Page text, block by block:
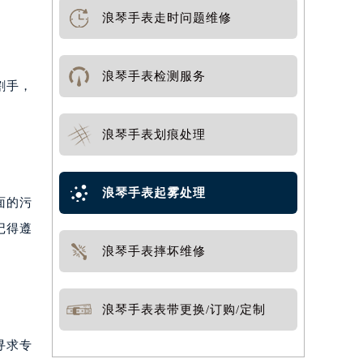
，
的污
得遵
求专
浪琴手表走时问题维修
浪琴手表检测服务
浪琴手表划痕处理
浪琴手表起雾处理
浪琴手表摔坏维修
浪琴手表表带更换/订购/定制